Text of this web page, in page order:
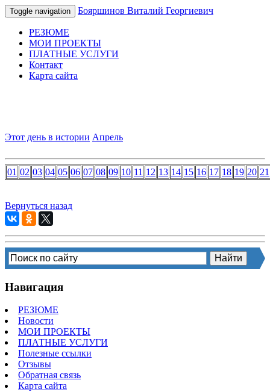
Toggle navigation Бояршинов Виталий Георгиевич
РЕЗЮМЕ
МОИ ПРОЕКТЫ
ПЛАТНЫЕ УСЛУГИ
Контакт
Карта сайта
Этот день в истории Апрель
01 02 03 04 05 06 07 08 09 10 11 12 13 14 15 16 17 18 19 20 21
Вернуться назад
Навигация
РЕЗЮМЕ
Новости
МОИ ПРОЕКТЫ
ПЛАТНЫЕ УСЛУГИ
Полезные ссылки
Отзывы
Обратная связь
Карта сайта